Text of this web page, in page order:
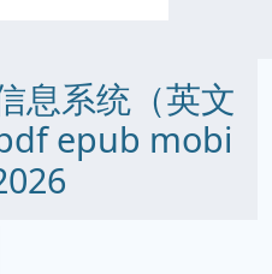
息系统（英文
epub mobi